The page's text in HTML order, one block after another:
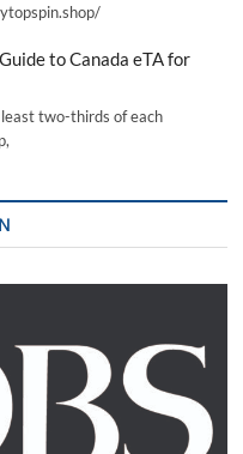
to Canada eTA for
two-thirds of each